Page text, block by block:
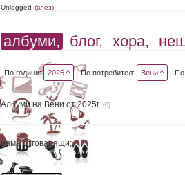
Unlogged (влез)
албуми, блог, хора,
По години: 2025 ^ По потребител: Вени ^
Албуми на Вени от 2025г. (0)
няма отговарящи;